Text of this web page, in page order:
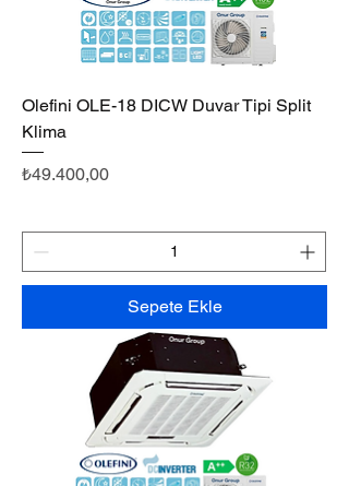
Olefini OLE-18 DICW Duvar Tipi Split
Klima
Fiyat
₺49.400,00
Sepete Ekle